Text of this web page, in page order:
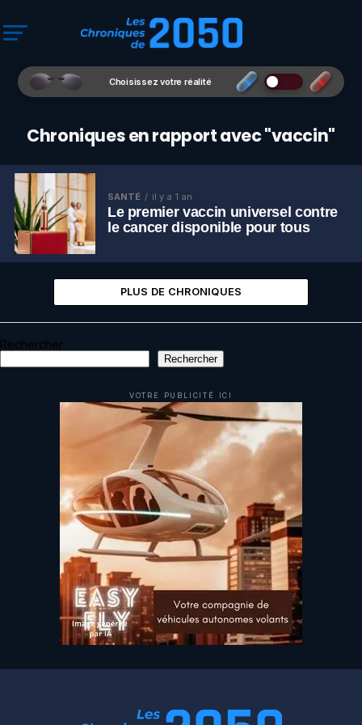
Choisissez votre réalité
Chroniques en rapport avec "vaccin"
SANTÉ il y a 1 an
Le premier vaccin universel contre
le cancer disponible pour tous
PLUS DE CHRONIQUES
Rechercher
Rechercher
VOTRE PUBLICITÉ ICI